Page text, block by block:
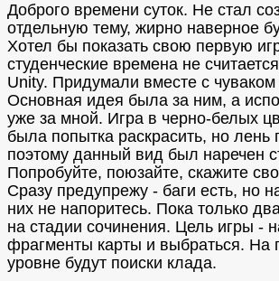
Доброго времени суток. Не стал
отдельную тему, жирно наверное
Хотел бы показать свою первую
студенческие времена не
Unity. Придумали вместе с чуваком
Основная идея была за ним, а
уже за мной. Игра в черно-белых
была попытка раскрасить, но лень
поэтому данный вид был наречен
Попробуйте, поюзайте, скажите
Сразу предупрежу - баги есть, но
них не напоритесь. Пока только
на стадии сочинения. Цель игры -
фрагменты карты и выбраться. На
уровне будут поиски клада.